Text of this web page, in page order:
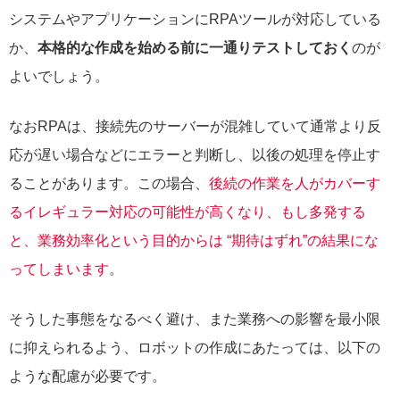
システムやアプリケーションにRPAツールが対応している
か、 本格的な作成を始める前に一通りテストしておく のが
よいでしょう。
なおRPAは、接続先のサーバーが混雑していて通常より反
応が遅い場合などにエラーと判断し、以後の処理を停止す
ることがあります。この場合、 後続の作業を人がカバーす
るイレギュラー対応の可能性が高くなり、もし多発する
と、業務効率化という目的からは “期待はずれ”の結果にな
ってしまいます。
そうした事態をなるべく避け、また業務への影響を最小限
に抑えられるよう、ロボットの作成にあたっては、以下の
ような配慮が必要です。